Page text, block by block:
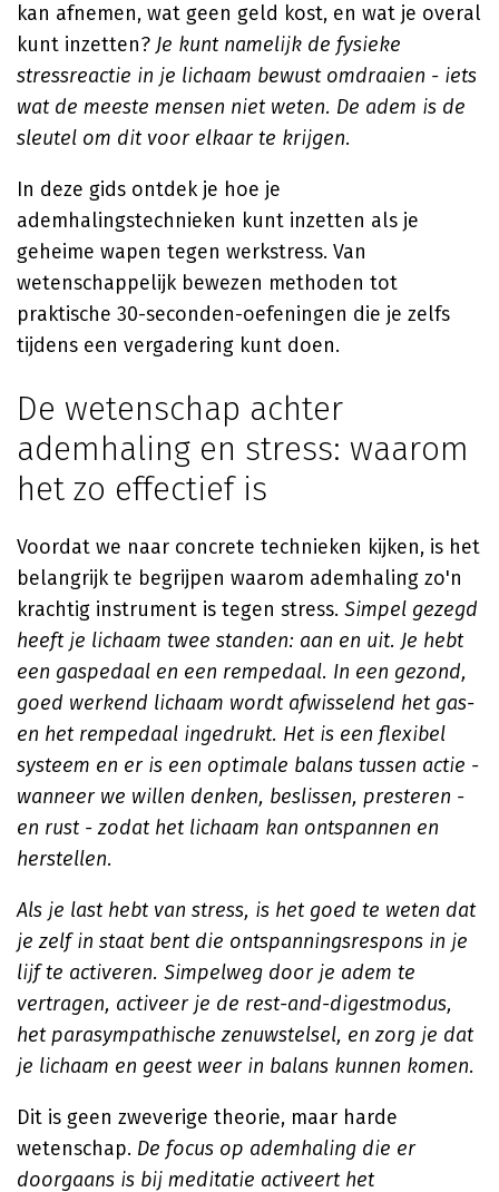
kan afnemen, wat geen geld kost, en wat je overal
kunt inzetten? Je kunt namelijk de fysieke
stressreactie in je lichaam bewust omdraaien - iets
wat de meeste mensen niet weten. De adem is de
sleutel om dit voor elkaar te krijgen.
In deze gids ontdek je hoe je
ademhalingstechnieken kunt inzetten als je
geheime wapen tegen werkstress. Van
wetenschappelijk bewezen methoden tot
praktische 30-seconden-oefeningen die je zelfs
tijdens een vergadering kunt doen.
De wetenschap achter
ademhaling en stress: waarom
het zo effectief is
Voordat we naar concrete technieken kijken, is het
belangrijk te begrijpen waarom ademhaling zo'n
krachtig instrument is tegen stress. Simpel gezegd
heeft je lichaam twee standen: aan en uit. Je hebt
een gaspedaal en een rempedaal. In een gezond,
goed werkend lichaam wordt afwisselend het gas-
en het rempedaal ingedrukt. Het is een flexibel
systeem en er is een optimale balans tussen actie -
wanneer we willen denken, beslissen, presteren -
en rust - zodat het lichaam kan ontspannen en
herstellen.
Als je last hebt van stress, is het goed te weten dat
je zelf in staat bent die ontspanningsrespons in je
lijf te activeren. Simpelweg door je adem te
vertragen, activeer je de rest-and-digestmodus,
het parasympathische zenuwstelsel, en zorg je dat
je lichaam en geest weer in balans kunnen komen.
Dit is geen zweverige theorie, maar harde
wetenschap. De focus op ademhaling die er
doorgaans is bij meditatie activeert het